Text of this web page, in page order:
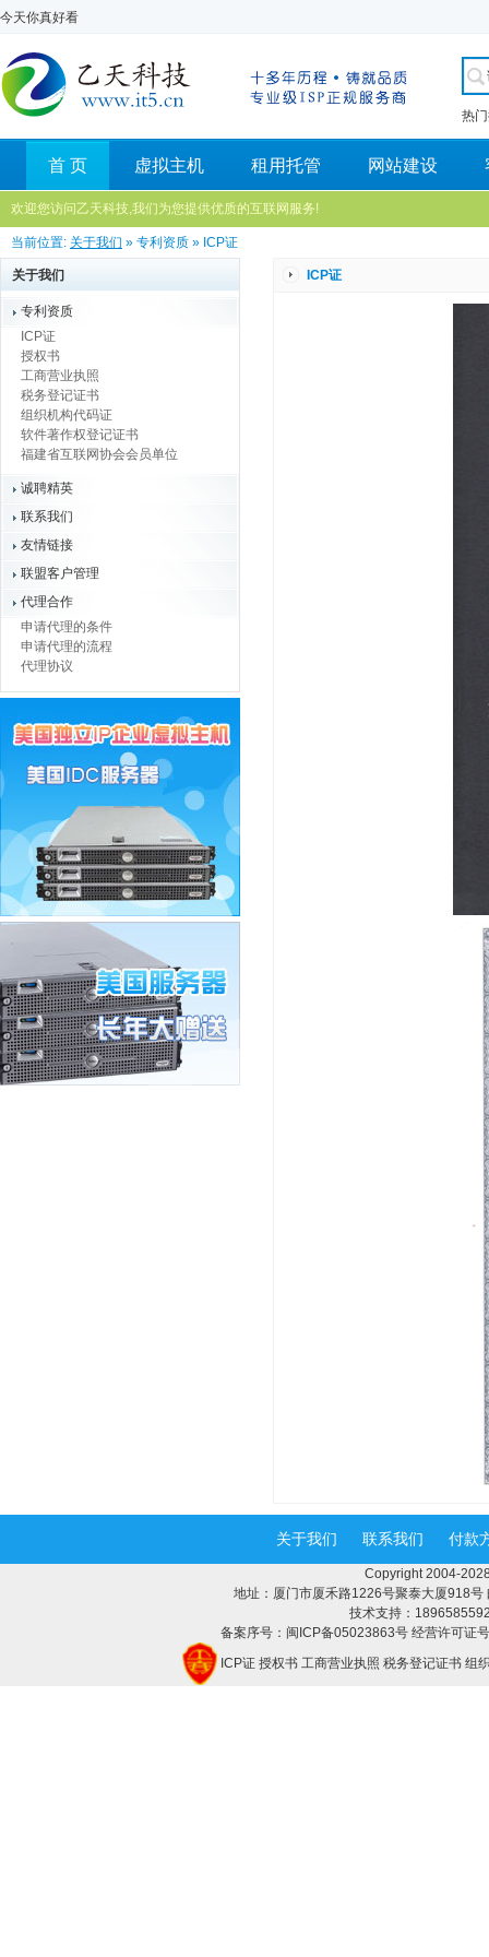
今天你真好看
热
首 页 虚拟主机 租用托管 网站建设
欢迎您访问乙天科技,我们为您提供优质的互联网服务!
当前位置: 关于我们 » 专利资质 » ICP证
关于我们
专利资质
ICP证
授权书
工商营业执照
税务登记证书
组织机构代码证
软件著作权登记证书
福建省互联网协会会员单位
诚聘精英
联系我们
友情链接
联盟客户管理
代理合作
申请代理的条件
申请代理的流程
代理协议
ICP证
关于我们 联系我们 付款
Copyright 2004-
地址：厦门市厦禾路1226号聚泰大厦918
技术支持：
备案序号：闽ICP备05023863号 经营许可证
ICP证 授权书 工商营业执照 税务登记证书 组